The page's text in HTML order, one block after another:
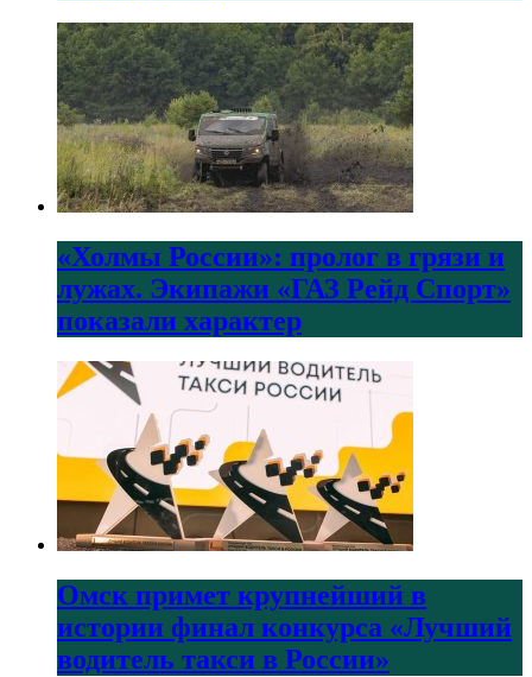
«Холмы России»: пролог в грязи и
лужах. Экипажи «ГАЗ Рейд Спорт»
показали характер
Омск примет крупнейший в
истории финал конкурса «Лучший
водитель такси в России»